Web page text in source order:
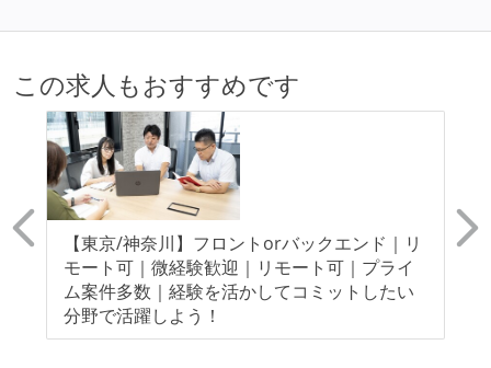
KPI などチームの目標・実績値について、メンバーの
誰もがいつでも閲覧可能になっている
ドキュメントの整備やペアプロ、モブワークなど、ナ
レッジの共有を積極的に行っている（属人性を減らす
取り組みをしている）
労働環境の自由度
フレックスタイム制または裁量労働制を採用している
この求人もおすすめです
【東京/神奈川】フロントorバックエンド｜リ
モート可｜微経験歓迎｜リモート可｜プライ
ム案件多数｜経験を活かしてコミットしたい
分野で活躍しよう！